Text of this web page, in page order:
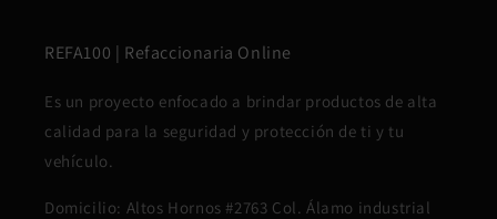
REFA100 | Refaccionaria Online
Es un proyecto enfocado a brindar productos de alta
calidad para la seguridad y protección de ti y tu
vehículo.
Domicilio: Altos Hornos #2763 Col. Álamo industrial